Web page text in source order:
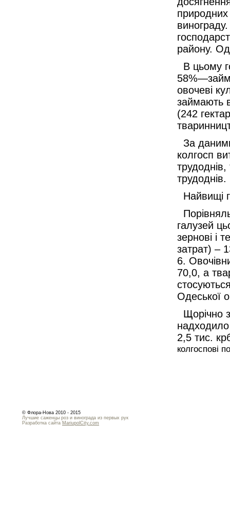
району.
В цьому
овочеві
займають
(242
За
колгосп
трудоднів.
Найвищі
галузей
зернові і
затрат) –
6.
70,0, а
Одеської
Щорічно
2,5 тис.
колгоспові
© Флора-Нова 2010 - 2015
Лучшие саженцы роз и винограда из первых рук
Разработка сайта MariupolCity.com